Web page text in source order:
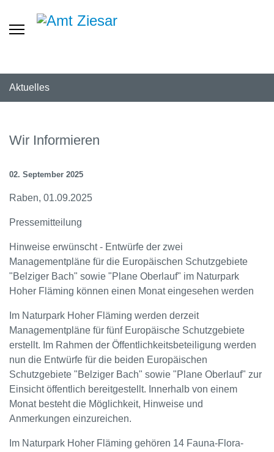
Aktuelles
Wir Informieren
02. September 2025
Raben, 01.09.2025
Pressemitteilung
Hinweise erwünscht - Entwürfe der zwei
Managementpläne für die Europäischen Schutzgebiete
"Belziger Bach" sowie "Plane Oberlauf" im Naturpark
Hoher Fläming können einen Monat eingesehen werden
Im Naturpark Hoher Fläming werden derzeit
Managementpläne für fünf Europäische Schutzgebiete
erstellt. Im Rahmen der Öffentlichkeitsbeteiligung werden
nun die Entwürfe für die beiden Europäischen
Schutzgebiete "Belziger Bach" sowie "Plane Oberlauf" zur
Einsicht öffentlich bereitgestellt. Innerhalb von einem
Monat besteht die Möglichkeit, Hinweise und
Anmerkungen einzureichen.
Im Naturpark Hoher Fläming gehören 14 Fauna-Flora-